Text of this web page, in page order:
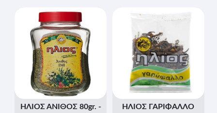
ΗΛΙΟΣ ΑΝΙΘΟΣ 80gr. -
ΗΛΙΟΣ ΓΑΡΙΦΑΛΛΟ